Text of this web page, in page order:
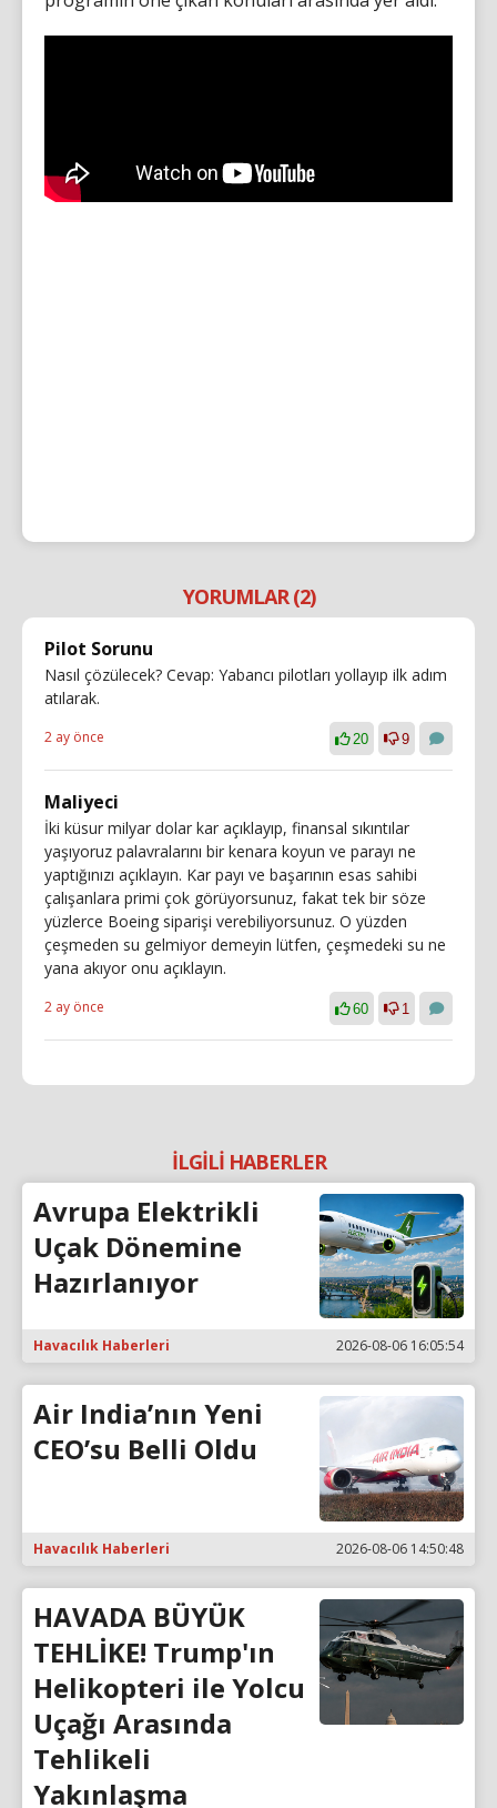
YORUMLAR (2)
Pilot Sorunu
Nasıl çözülecek? Cevap: Yabancı pilotları yollayıp ilk adım
atılarak.
2 ay önce 20 9
Maliyeci
İki küsur milyar dolar kar açıklayıp, finansal sıkıntılar
yaşıyoruz palavralarını bir kenara koyun ve parayı ne
yaptığınızı açıklayın. Kar payı ve başarının esas sahibi
çalışanlara primi çok görüyorsunuz, fakat tek bir söze
yüzlerce Boeing siparişi verebiliyorsunuz. O yüzden
çeşmeden su gelmiyor demeyin lütfen, çeşmedeki su ne
yana akıyor onu açıklayın.
2 ay önce 60 1
İLGİLİ HABERLER
Avrupa Elektrikli
Uçak Dönemine
Hazırlanıyor
Havacılık Haberleri 2026-08-06 16:05:54
Air India’nın Yeni
CEO’su Belli Oldu
Havacılık Haberleri 2026-08-06 14:50:48
HAVADA BÜYÜK
TEHLİKE! Trump'ın
Helikopteri ile Yolcu
Uçağı Arasında
Tehlikeli
Yakınlaşma